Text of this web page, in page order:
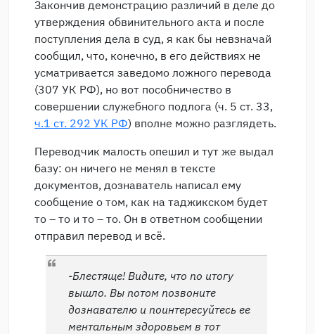
Закончив демонстрацию различий в деле до
утверждения обвинительного акта и после
поступления дела в суд, я как бы невзначай
сообщил, что, конечно, в его действиях не
усматривается заведомо ложного перевода
(307 УК РФ), но вот пособничество в
совершении служебного подлога (ч. 5 ст. 33,
ч.1 ст. 292 УК РФ) вполне можно разглядеть.
Переводчик малость опешил и тут же выдал
базу: он ничего не менял в тексте
документов, дознаватель написал ему
сообщение о том, как на таджикском будет
то – то и то – то. Он в ответном сообщении
отправил перевод и всё.
-Блестяще! Видите, что по итогу
вышло. Вы потом позвоните
дознавателю и поинтересуйтесь ее
ментальным здоровьем в тот